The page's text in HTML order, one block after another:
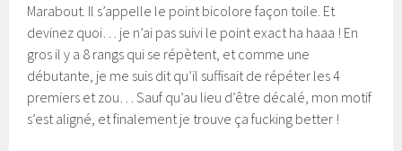
Marabout. Il s’appelle le point bicolore façon toile. Et
devinez quoi… je n’ai pas suivi le point exact ha haaa ! En
gros il y a 8 rangs qui se répètent, et comme une
débutante, je me suis dit qu’il suffisait de répéter les 4
premiers et zou… Sauf qu’au lieu d’être décalé, mon motif
s’est aligné, et finalement je trouve ça fucking better !